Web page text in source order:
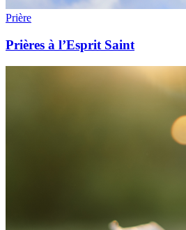
Prière
Prières à l’Esprit Saint